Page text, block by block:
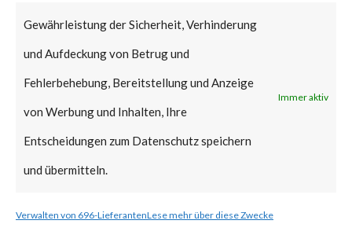
Gewährleistung der Sicherheit, Verhinderung
und Aufdeckung von Betrug und
Fehlerbehebung, Bereitstellung und Anzeige
von Werbung und Inhalten, Ihre
Entscheidungen zum Datenschutz speichern
und übermitteln.
Immer aktiv
Verwalten von 696-LieferantenLese mehr über diese Zwecke
EN4* series of Rockwell
Automation ControlLogix
EtherNet/IP communication
modules. Successful exploitation
of a vulnerable system via
maliciously crafted CIP
Denial of Service (DoS)